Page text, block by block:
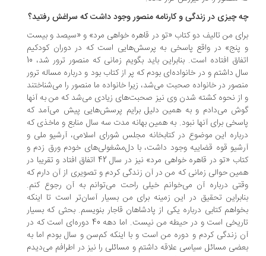
چیزی در زندگی و کارنامه منصور وجود داشت که سراغش رفتید؟
من تالیف دو کتاب «تو در قاهره خواهی مرد» و «سیصد و بیست
در واقع پاسخی به پرسش‌هایی است که در دوران کودکیم
اتفاق افتاده است. بنابراین باید بگویم زمانی که منصور ترور شد، 10
داشتم و در خانواده‌ای بودم که پر از کتاب بود و درباره مساله ترور
در خانواده صحبت می‌شد، زیرا خانواده ما منصور را می‌شناختند
نحوه کشته شدن وی نیز صحبت‌های زیادی می‌شد که من به آنها
می‌دادم و به همین دلیل برایم پرسش‌هایی پیش می‌آمد که
برای آنها نبود. به همین بهانه مدت سه سال منابع و ماخذی که
این موضوع در کتابخانه مجلس شورای اسلامی، آرشیو ملی و
قوه قضاییه وجود داشت، با دل‌مشغولی‌های خودم ورق زدم و
کتاب «تو در قاهره خواهی مرد» نیز در سال 42 اتفاق افتاد و تقریبا در
حوالی زمانی که من در آن زندگی کردم و تصویری از آن دارم که
درباره آن می‌خوانم خیلی راحت می‌توانم به آن رجوع کنم.
تحقیق در این زمینه برای من بسیار آسان‌تر است تا اینکه
کتابی درباره یکی از پادشاهان قاجار بنویسم. بحثی که بسیار
تاریخی است و در حیطه من نیست. اما دهه 40 دوره‌ای است که در
زندگی کردم و دوره من است و با اینکه کم‌سن و سال بودم اما به
مسائل سیاسی علاقه داشتم و مسائلی را نیز در اطرافم می‌دیدم